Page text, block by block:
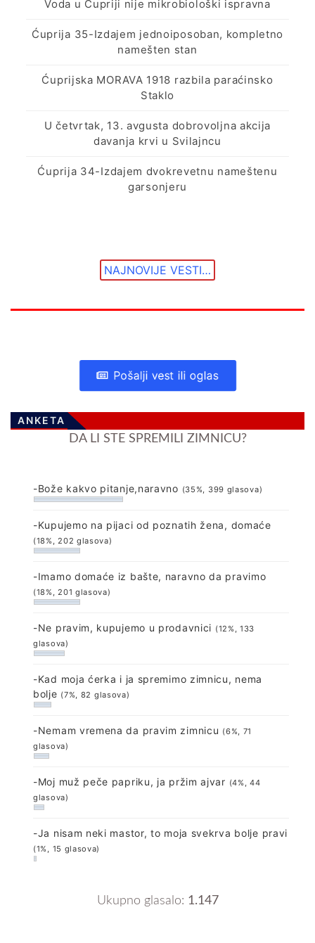
Voda u Ćupriji nije mikrobiološki ispravna
Ćuprija 35-Izdajem jednoiposoban, kompletno
namešten stan
Ćuprijska MORAVA 1918 razbila paraćinsko
Staklo
U četvrtak, 13. avgusta dobrovoljna akcija
davanja krvi u Svilajncu
Ćuprija 34-Izdajem dvokrevetnu nameštenu
garsonjeru
NAJNOVIJE VESTI…
Pošalji vest ili oglas
ANKETA
DA LI STE SPREMILI ZIMNICU?
-Bože kakvo pitanje,naravno (35%, 399 glasova)
-Kupujemo na pijaci od poznatih žena, domaće
(18%, 202 glasova)
-Imamo domaće iz bašte, naravno da pravimo
(18%, 201 glasova)
-Ne pravim, kupujemo u prodavnici (12%, 133
glasova)
-Kad moja ćerka i ja spremimo zimnicu, nema
bolje (7%, 82 glasova)
-Nemam vremena da pravim zimnicu (6%, 71
glasova)
-Moj muž peče papriku, ja pržim ajvar (4%, 44
glasova)
-Ja nisam neki mastor, to moja svekrva bolje pravi
(1%, 15 glasova)
Ukupno glasalo: 1.147